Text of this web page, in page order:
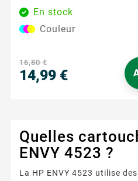
ENCRE , un choix de
recherchent qualité et
d'impression. Cette
garantissant que vos
En stock
Couleur
16,80 €
14,99 €
Quelles
ENVY 4523 ?
La HP ENVY 4523 utilise